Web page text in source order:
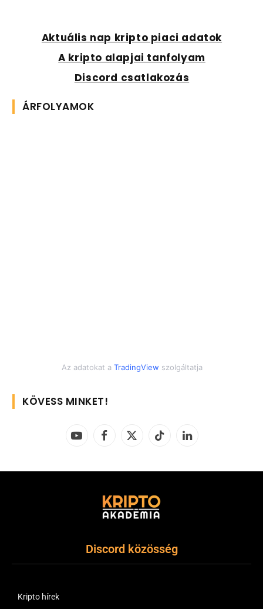
Aktuális nap kripto piaci adatok
A kripto alapjai tanfolyam
Discord csatlakozás
ÁRFOLYAMOK
Az adatokat a TradingView szolgáltatja
KÖVESS MINKET!
YouTubeFacebook
X
TikTok LinkedIn
Discord közösség
Kripto hírek